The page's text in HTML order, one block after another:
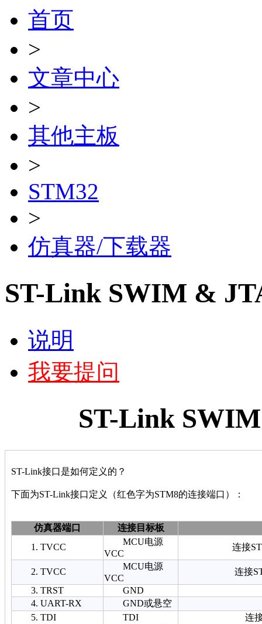
首页
>
文章中心
>
其他主板
>
STM32
>
仿真器/下载器
ST-Link SWIM &
说明
我要提问
ST-Link
ST-Link接口是如何定义的？
下面为ST-Link接口定义（红色字为STM8的连接端口）：
仿真器端口
连接目标板
1. TVCC
MCU电源
VCC
连接
2. TVCC
MCU电源
VCC
连接
3. TRST
GND
4. UART-RX
GND或悬空
5. TDI
TDI
连